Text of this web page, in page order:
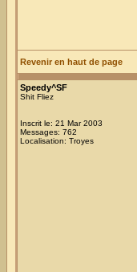
Revenir en haut de page
Speedy^SF
Shit Fliez
Inscrit le: 21 Mar 2003
Messages: 762
Localisation: Troyes